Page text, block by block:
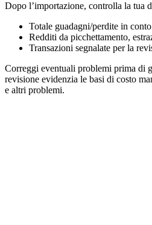
Dopo l’importazione, controlla la tua
Totale guadagni/perdite in
Redditi da picchettamento,
Transazioni segnalate per la
Correggi eventuali problemi prima di
revisione evidenzia le basi di costo
e altri problemi.